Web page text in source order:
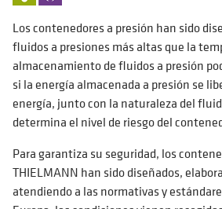
Los contenedores a presión han sido
fluidos a presiones más altas que la
almacenamiento de fluidos a presión
si la energía almacenada a presión se
energía, junto con la naturaleza del
determina el nivel de riesgo del
Para garantiza su seguridad, los
THIELMANN han sido diseñados,
atendiendo a las normativas y